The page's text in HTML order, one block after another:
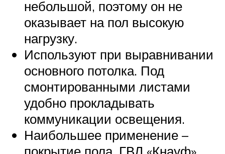
небольшой, поэтому он не
оказывает на пол высокую
нагрузку.
Используют при выравнивании
основного потолка. Под
смонтированными листами
удобно прокладывать
коммуникации освещения.
Наибольшее применение –